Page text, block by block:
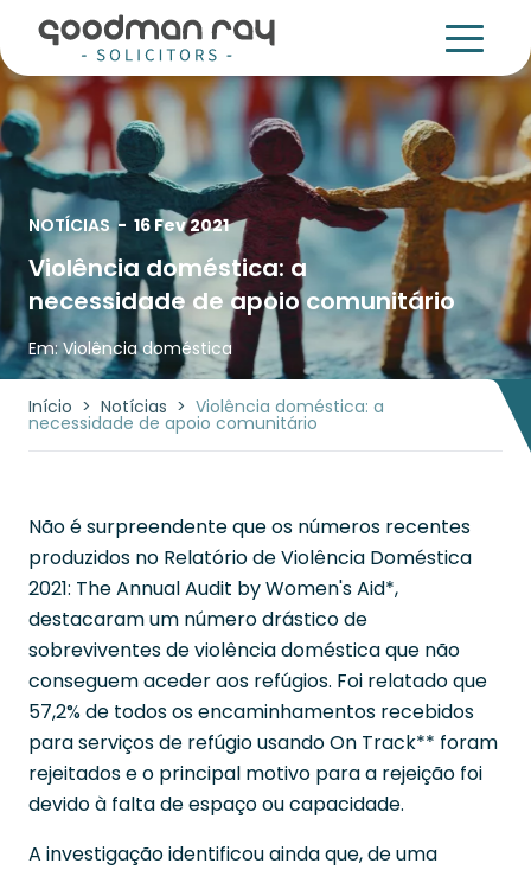
Início > Notícias > Violência doméstica: a
necessidade de apoio comunitário
NOTÍCIAS- 16 Fev 2021
Violência doméstica: a
necessidade de apoio comunitário
Em: Violência doméstica
Não é surpreendente que os números recentes
produzidos no Relatório de Violência Doméstica
2021: The Annual Audit by Women's Aid*,
destacaram um número drástico de
sobreviventes de violência doméstica que não
conseguem aceder aos refúgios. Foi relatado que
57,2% de todos os encaminhamentos recebidos
para serviços de refúgio usando On Track** foram
rejeitados e o principal motivo para a rejeição foi
devido à falta de espaço ou capacidade.
A investigação identificou ainda que, de uma